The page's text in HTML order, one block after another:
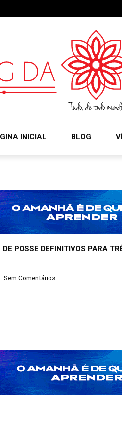
INICIAL BLOG
POSSE DEFINITIVOS PARA
Sem Comentários